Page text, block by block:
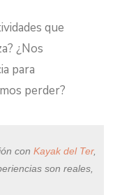
que
¿Nos
para
perder?
con Kayak del Ter,
son reales,